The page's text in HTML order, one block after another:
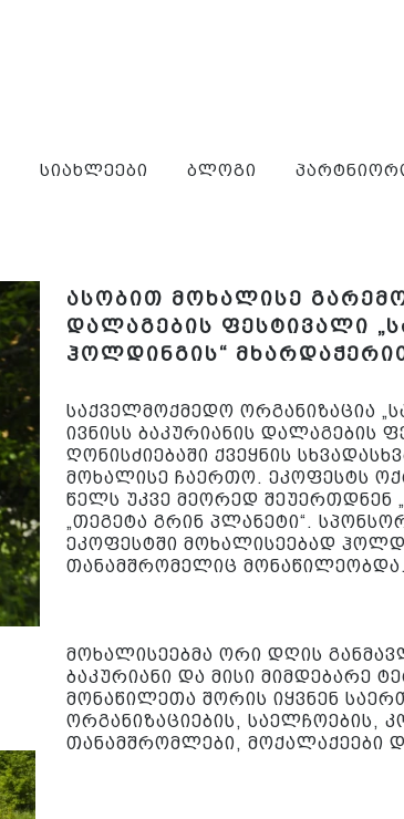
სიახლეები ბლოგი
ასობით მოხალისე
დალაგების ფესტივალი
ჰოლდინგის“
საქველმოქმედო ორგანიზაცია
ივნისს ბაკურიანის დალაგების
ღონისძიებაში ქვეყნის
მოხალისე ჩაერთო. ეკოფესტს
წელს უკვე მეორედ შეუერთდნენ
„თეგეტა გრინ პლანეტი“.
ეკოფესტში მოხალისეებად
თანამშრომელიც მონაწილეობდა.
მოხალისეებმა ორი დღის
ბაკურიანი და მისი მიმდებარე
მონაწილეთა შორის იყვნენ
ორგანიზაციების, საელჩოების,
თანამშრომლები, მოქალაქეები